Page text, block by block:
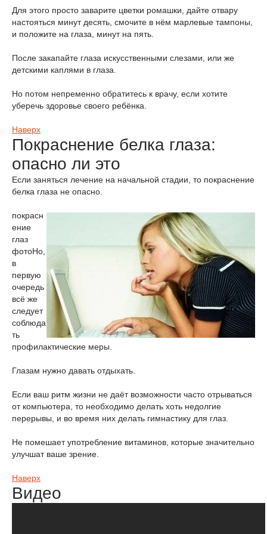
Для этого просто заварите цветки ромашки, дайте отвару
настояться минут десять, смочите в нём марлевые тампоны,
и положите на глаза, минут на пять.
После закапайте глаза искусственными слезами, или же
детскими каплями в глаза.
Но потом непременно обратитесь к врачу, если хотите
уберечь здоровье своего ребёнка.
Наверх
Покраснение белка глаза:
опасно ли это
Если заняться лечение на начальной стадии, то покраснение
белка глаза не опасно.
покрасн
ение
глаз
фотоНо,
в
первую
очередь
всё же
следует
соблюда
ть
профилактические меры.
Глазам нужно давать отдыхать.
Если ваш ритм жизни не даёт возможности часто отрываться
от компьютера, то необходимо делать хоть недолгие
перерывы, и во время них делать гимнастику для глаз.
Не помешает употребление витаминов, которые значительно
улучшат ваше зрение.
Наверх
Видео